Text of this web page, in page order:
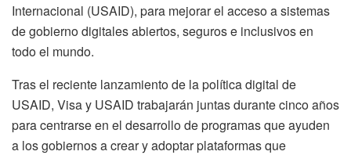
Internacional (USAID), para mejorar el acceso a sistemas
de gobierno digitales abiertos, seguros e inclusivos en
todo el mundo.
Tras el reciente lanzamiento de la política digital de
USAID, Visa y USAID trabajarán juntas durante cinco años
para centrarse en el desarrollo de programas que ayuden
a los gobiernos a crear y adoptar plataformas que